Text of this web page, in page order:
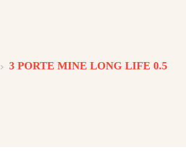
3 PORTE MINE LONG LIFE 0.5